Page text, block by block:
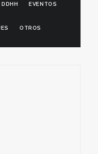
DDHH EVENTOS
OTROS